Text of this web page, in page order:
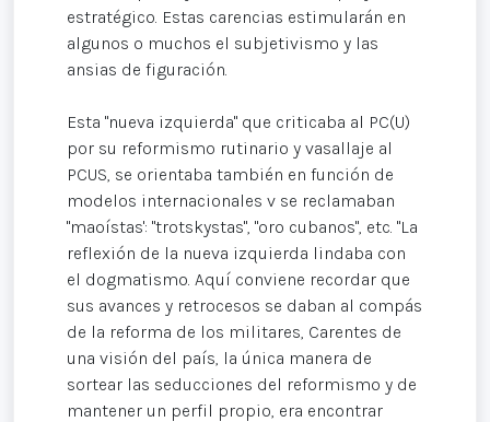
estratégico. Estas carencias estimularán en
algunos o muchos el subjetivismo y las
ansias de figuración.
Esta "nueva izquierda" que criticaba al PC(U)
por su reformismo rutinario y vasallaje al
PCUS, se orientaba también en función de
modelos internacionales v se reclamaban
"maoístas': "trotskystas", "oro cubanos", etc. "La
reflexión de la nueva izquierda lindaba con
el dogmatismo. Aquí conviene recordar que
sus avances y retrocesos se daban al compás
de la reforma de los militares, Carentes de
una visión del país, la única manera de
sortear las seducciones del reformismo y de
mantener un perfil propio, era encontrar